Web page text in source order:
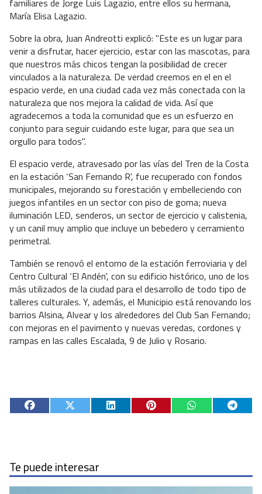
familiares de Jorge Luis Lagazio, entre ellos su hermana,
María Elisa Lagazio.
Sobre la obra, Juan Andreotti explicó: "Este es un lugar para
venir a disfrutar, hacer ejercicio, estar con las mascotas, para
que nuestros más chicos tengan la posibilidad de crecer
vinculados a la naturaleza. De verdad creemos en el en el
espacio verde, en una ciudad cada vez más conectada con la
naturaleza que nos mejora la calidad de vida. Así que
agradecemos a toda la comunidad que es un esfuerzo en
conjunto para seguir cuidando este lugar, para que sea un
orgullo para todos".
El espacio verde, atravesado por las vías del Tren de la Costa
en la estación ‘San Fernando R', fue recuperado con fondos
municipales, mejorando su forestación y embelleciendo con
juegos infantiles en un sector con piso de goma; nueva
iluminación LED, senderos, un sector de ejercicio y calistenia,
y un canil muy amplio que incluye un bebedero y cerramiento
perimetral.
También se renovó el entorno de la estación ferroviaria y del
Centro Cultural ‘El Andén', con su edificio histórico, uno de los
más utilizados de la ciudad para el desarrollo de todo tipo de
talleres culturales. Y, además, el Municipio está renovando los
barrios Alsina, Alvear y los alrededores del Club San Fernando;
con mejoras en el pavimento y nuevas veredas, cordones y
rampas en las calles Escalada, 9 de Julio y Rosario.
Te puede interesar